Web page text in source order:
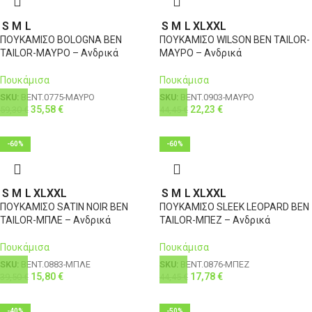
4XL 126-131
S M L
ΠΟΥΚΑΜΙΣΟ BOLOGNA BEN
TAILOR-ΜΑΥΡΟ – Ανδρικά
Πουκάμισα
SKU: BENT.0775-ΜΑΥΡΟ
€ 35,58€
S M L XLXXL
ΠΟΥΚΑΜΙΣΟ WILSON BEN TAILOR-
ΜΑΥΡΟ – Ανδρικά
Πουκάμισα
SKU: BENT.0903-ΜΑΥΡΟ
€ 22,23 €
-60%
S M L XLXXL
ΠΟΥΚΑΜΙΣΟ SATIN NOIR BEN
TAILOR-ΜΠΛΕ – Ανδρικά
Πουκάμισα
SKU: BENT.0883-ΜΠΛΕ
€ 15,80€
-60%
S M L XLXXL
ΠΟΥΚΑΜΙΣΟ SLEEK LEOPARD BEN
TAILOR-ΜΠΕΖ – Ανδρικά
Πουκάμισα
SKU: BENT.0876-ΜΠΕΖ
€ 17,78€